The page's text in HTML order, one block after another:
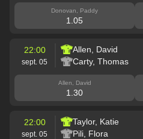
Donovan, Paddy
1.05
22:00
sept. 05
Allen, David
Carty, Thomas
Allen, David
1.30
22:00
sept. 05
Taylor, Katie
Pili, Flora